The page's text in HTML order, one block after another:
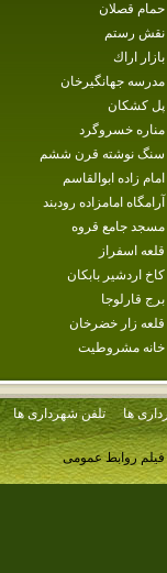
حمام قصلان
نقش رستم
بازار اراك
مدرسه‌ جهانگيرخان‌
پل كشكان
مناره خسروگرد
سنگ نوشته قرن ششم
امام‌ زاده‌ ابوالقاسم‌
آرامگاه امامزاده رودبند
مسجد جامع قروه
قلعه اسفراز
كاخ اردشير بابكان
برج قارلوجا
قلعه‌ زار خضرخان‌
خانه مشروطيت
ها تلفن شهرداری ها
روابط عمومی